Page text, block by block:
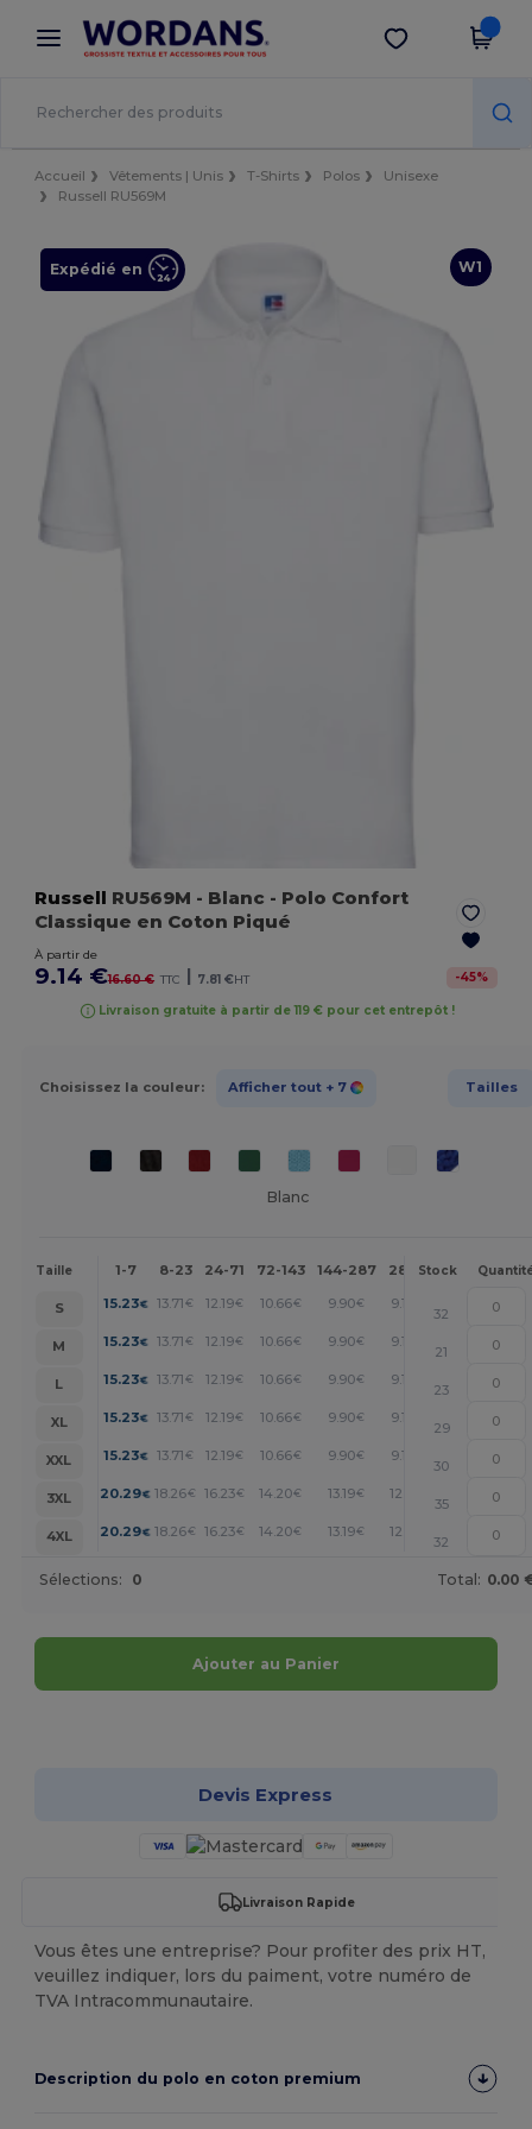
× Appli Wordans
Meilleurs prix sur l’app !
Obtenir l'appli
Accueil Vêtements | Unis T-Shirts Polos
Unisexe
Russell RU569M
W1
Expédié en
Russell RU569M - Blanc - Polo Confort
Classique en Coton Piqué
À partir de
9.14 €16.60 € TTC | 7.81 €HT -45%
Livraison gratuite à partir de 119 € pour cet entrepôt !
Choisissez la couleur: Afficher tout + 7 Tailles
Blanc
Taille 1-7 8-23 24-71 72-143 144-287 288 + Plus
Stock
S 15.23€ 13.71 € 12.19€ 10.66€ 9.90€ 9.14
32
M
15.23€ 13.71 € 12.19€ 10.66€ 9.90€ 9.14
21
L
15.23€ 13.71 € 12.19€ 10.66€ 9.90€ 9.14
23
XL
15.23€ 13.71 € 12.19€ 10.66€ 9.90€ 9.14 +
29
XXL
15.23€ 13.71 € 12.19€ 10.66€ 9.90€ 9.14
30
3XL
20.29€ 18.26€ 16.23€ 14.20€ 13.19€ 12.17
35
4XL
20.29€ 18.26€ 16.23€ 14.20€ 13.19€ 12.17
32
Sélections: 0 Total: 0.00
Ajouter au Panier
Devis Express
Livraison Rapide
Vous êtes une entreprise? Pour profiter des prix HT,
veuillez indiquer, lors du paiment, votre numéro de
TVA Intracommunautaire.
Description du polo en coton premium